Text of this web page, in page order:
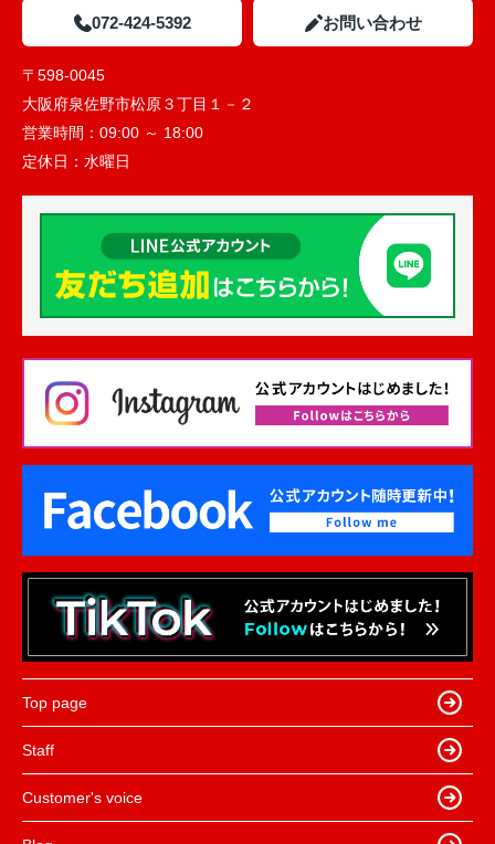
072-424-5392 お問い合わせ
〒598-0045
大阪府泉佐野市松原３丁目１－２
営業時間： 09:00 ～ 18:00
定休日： 水曜日
Top page
Staff
Customer's voice